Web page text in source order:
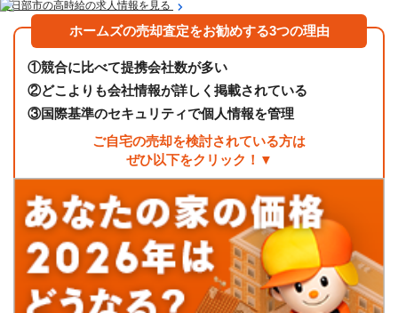
春日部市の高時給の求人情報を見る
ホームズの売却査定をお勧めする3つの理由
①競合に比べて提携会社数が多い
②どこよりも会社情報が詳しく掲載されている
③国際基準のセキュリティで個人情報を管理
ご自宅の売却を検討されている方は
ぜひ以下をクリック！▼